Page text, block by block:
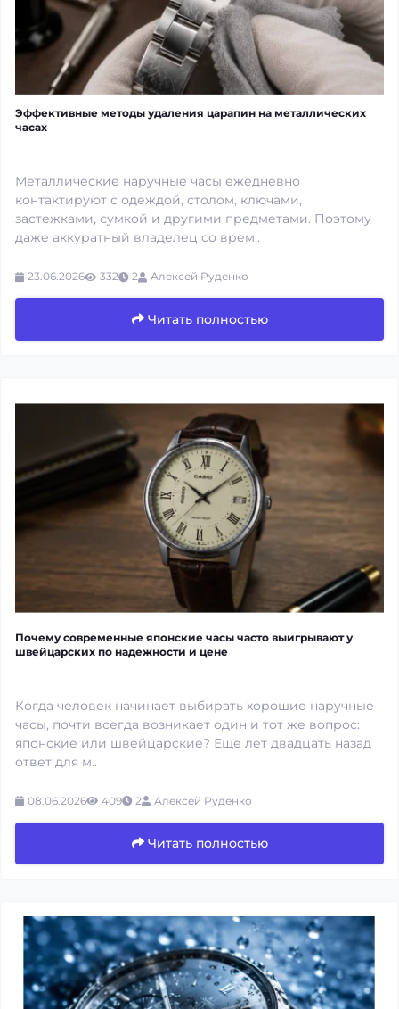
Эффективные методы удаления царапин на металлических
часах
Металлические наручные часы ежедневно
контактируют с одеждой, столом, ключами,
застежками, сумкой и другими предметами. Поэтому
даже аккуратный владелец со врем..
23.06.2026 332 2 Алексей Руденко
Читать полностью
Почему современные японские часы часто выигрывают у
швейцарских по надежности и цене
Когда человек начинает выбирать хорошие наручные
часы, почти всегда возникает один и тот же вопрос:
японские или швейцарские? Еще лет двадцать назад
ответ для м..
08.06.2026 409 2 Алексей Руденко
Читать полностью